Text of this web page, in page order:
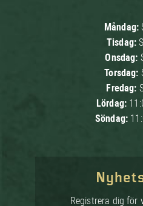
Måndag:
Tisdag:
Onsdag:
Torsdag:
Fredag:
Lördag:
Söndag:
Registrera dig för